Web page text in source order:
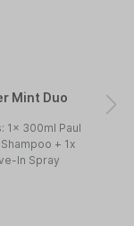
Mint Duo
1x 300ml Paul
+ 1x
In Spray